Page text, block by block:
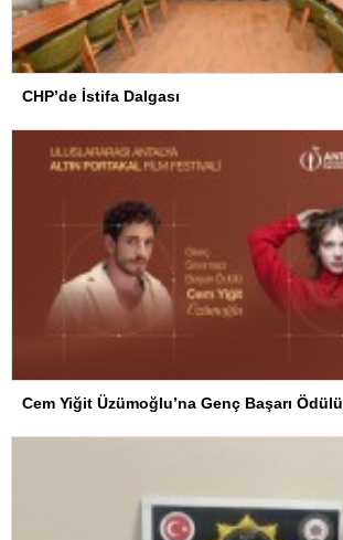
CHP’de İstifa Dalgası
Cem Yiğit Üzümoğlu’na Genç Başarı Ödülü